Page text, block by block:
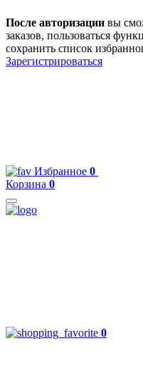
После авторизации вы
заказов, пользоваться
сохранить список
Зарегистрироваться
Избранное 0
Корзина 0
0